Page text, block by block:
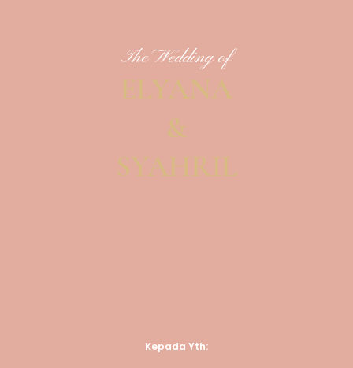
The Wedding of
ELYANA
&
SYAHRIL
Kepada Yth: